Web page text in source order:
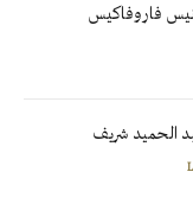
فاروفاكيس
الحميد شريف